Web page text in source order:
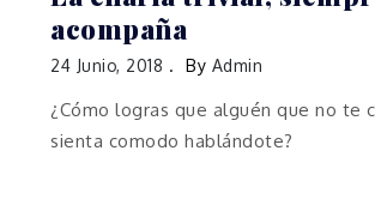
acompaña
24 Junio, 2018 By Admin
¿Cómo logras que alguén que no te
sienta comodo hablándote?